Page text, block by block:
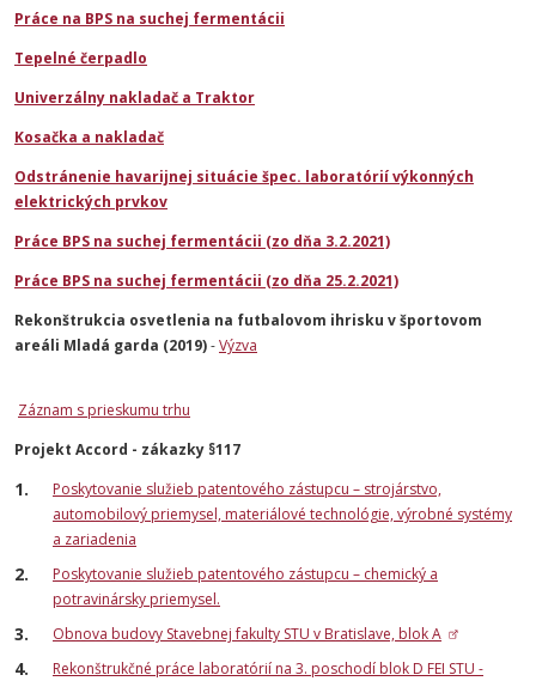
Práce na BPS na suchej fermentácii
Tepelné čerpadlo
Univerzálny nakladač a Traktor
Kosačka a nakladač
Odstránenie havarijnej situácie špec. laboratórií výkonných
elektrických prvkov
Práce BPS na suchej fermentácii (zo dňa 3.2.2021)
Práce BPS na suchej fermentácii (zo dňa 25.2.2021)
Rekonštrukcia osvetlenia na futbalovom ihrisku v športovom
areáli Mladá garda (2019)-Výzva
Záznam s prieskumu trhu
Projekt Accord - zákazky §117
Poskytovanie služieb patentového zástupcu – strojárstvo,
automobilový priemysel, materiálové technológie, výrobné systémy
a zariadenia
Poskytovanie služieb patentového zástupcu – chemický a
potravinársky priemysel.
Obnova budovy Stavebnej fakulty STU v Bratislave, blok A
Rekonštrukčné práce laboratórií na 3. poschodí blok D FEI STU -